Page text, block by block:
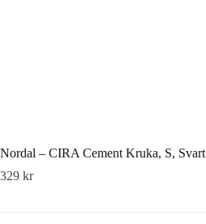
Nordal – CIRA Cement Kruka, S, Svart
329 kr